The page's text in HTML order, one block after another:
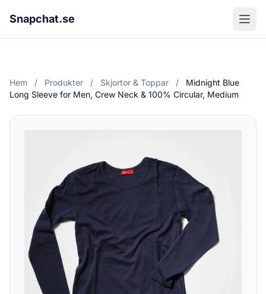
Snapchat.se
Hem / Produkter / Skjortor & Toppar /
Midnight Blue
Long Sleeve for Men, Crew Neck & 100% Circular, Medium